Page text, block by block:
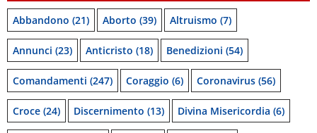
Abbandono (21) Aborto (39) Altruismo (7)
Annunci (23) Anticristo (18) Benedizioni (54)
Comandamenti (247) Coraggio (6) Coronavirus (56)
Croce (24) Discernimento (13) Divina Misericordia (6)